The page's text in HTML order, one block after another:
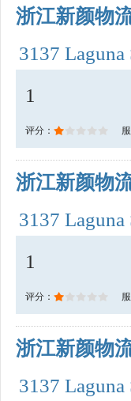
浙江新颜物
3137 Laguna
1
评分：
浙江新颜物
3137 Laguna
1
评分：
浙江新颜物
3137 Laguna